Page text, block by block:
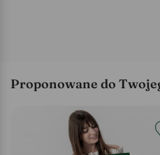
Proponowane do